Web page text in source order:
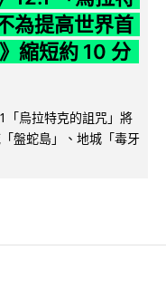
為提高世界首
縮短約 10 分
「烏拉特克的詛咒」將
盤蛇島」、地城「毒牙